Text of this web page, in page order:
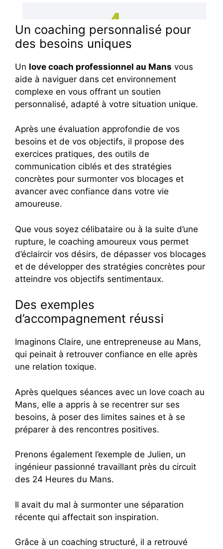
Un coaching personnalisé pour
des besoins uniques
Un love coach professionnel au Mans vous
aide à naviguer dans cet environnement
complexe en vous offrant un soutien
personnalisé, adapté à votre situation unique.
Après une évaluation approfondie de vos
besoins et de vos objectifs, il propose des
exercices pratiques, des outils de
communication ciblés et des stratégies
concrètes pour surmonter vos blocages et
avancer avec confiance dans votre vie
amoureuse.
Que vous soyez célibataire ou à la suite d’une
rupture, le coaching amoureux vous permet
d’éclaircir vos désirs, de dépasser vos blocages
et de développer des stratégies concrètes pour
atteindre vos objectifs sentimentaux.
Des exemples
d’accompagnement réussi
Imaginons Claire, une entrepreneuse au Mans,
qui peinait à retrouver confiance en elle après
une relation toxique.
Après quelques séances avec un love coach au
Mans, elle a appris à se recentrer sur ses
besoins, à poser des limites saines et à se
préparer à des rencontres positives.
Prenons également l’exemple de Julien, un
ingénieur passionné travaillant près du circuit
des 24 Heures du Mans.
Il avait du mal à surmonter une séparation
récente qui affectait son inspiration.
Grâce à un coaching structuré, il a retrouvé